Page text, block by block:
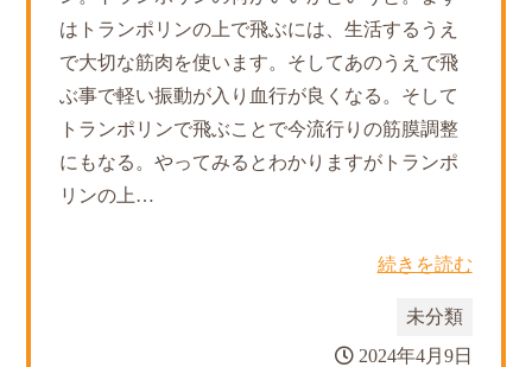
はトランポリンの上で飛ぶには、生活するうえ
で大切な筋肉を使います。そしてあのうえで飛
ぶ事で軽い振動が入り血行が良くなる。そして
トランポリンで飛ぶことで今流行りの筋膜調整
にもなる。やってみるとわかりますがトランポ
リンの上…
続きを読む
未分類
2024年4月9日